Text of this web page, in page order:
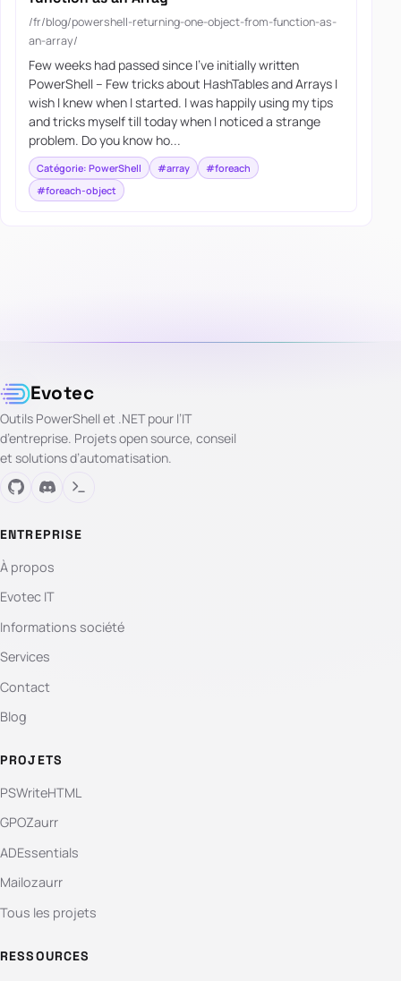
/fr/blog/powershell-returning-one-object-from-function-as-
an-array/
Few weeks had passed since I’ve initially written
PowerShell – Few tricks about HashTables and Arrays I
wish I knew when I started. I was happily using my tips
and tricks myself till today when I noticed a strange
problem. Do you know ho...
Catégorie: PowerShell #array
#foreach
#foreach-object
Evotec
Outils PowerShell et .NET pour l’IT
d’entreprise. Projets open source, conseil
et solutions d’automatisation.
ENTREPRISE
À propos
Evotec IT
Informations société
Services
Contact
Blog
PROJETS
PSWriteHTML
GPOZaurr
ADEssentials
Mailozaurr
Tous les projets
RESSOURCES